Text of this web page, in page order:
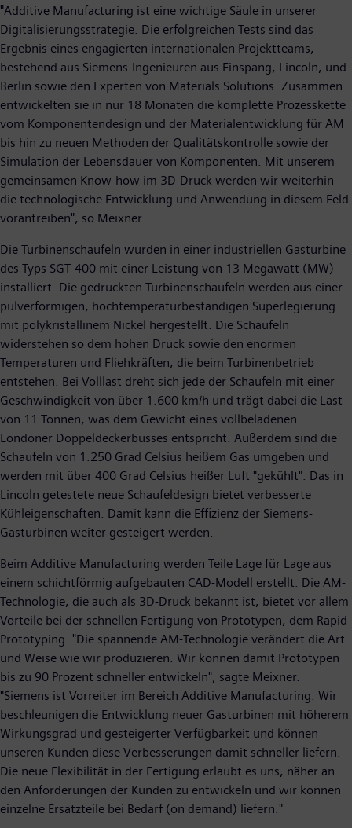
"Additive Manufacturing ist eine wichtige Säule in unserer
Digitalisierungsstrategie. Die erfolgreichen Tests sind das
Ergebnis eines engagierten internationalen Projektteams,
bestehend aus Siemens-Ingenieuren aus Finspang, Lincoln, und
Berlin sowie den Experten von Materials Solutions. Zusammen
entwickelten sie in nur 18 Monaten die komplette Prozesskette
vom Komponentendesign und der Materialentwicklung für AM
bis hin zu neuen Methoden der Qualitätskontrolle sowie der
Simulation der Lebensdauer von Komponenten. Mit unserem
gemeinsamen Know-how im 3D-Druck werden wir weiterhin
die technologische Entwicklung und Anwendung in diesem Feld
vorantreiben", so Meixner.
Die Turbinenschaufeln wurden in einer industriellen Gasturbine
des Typs SGT-400 mit einer Leistung von 13 Megawatt (MW)
installiert. Die gedruckten Turbinenschaufeln werden aus einer
pulverförmigen, hochtemperaturbeständigen Superlegierung
mit polykristallinem Nickel hergestellt. Die Schaufeln
widerstehen so dem hohen Druck sowie den enormen
Temperaturen und Fliehkräften, die beim Turbinenbetrieb
entstehen. Bei Volllast dreht sich jede der Schaufeln mit einer
Geschwindigkeit von über 1.600 km/h und trägt dabei die Last
von 11 Tonnen, was dem Gewicht eines vollbeladenen
Londoner Doppeldeckerbusses entspricht. Außerdem sind die
Schaufeln von 1.250 Grad Celsius heißem Gas umgeben und
werden mit über 400 Grad Celsius heißer Luft "gekühlt". Das in
Lincoln getestete neue Schaufeldesign bietet verbesserte
Kühleigenschaften. Damit kann die Effizienz der Siemens-
Gasturbinen weiter gesteigert werden.
Beim Additive Manufacturing werden Teile Lage für Lage aus
einem schichtförmig aufgebauten CAD-Modell erstellt. Die AM-
Technologie, die auch als 3D-Druck bekannt ist, bietet vor allem
Vorteile bei der schnellen Fertigung von Prototypen, dem Rapid
Prototyping. "Die spannende AM-Technologie verändert die Art
und Weise wie wir produzieren. Wir können damit Prototypen
bis zu 90 Prozent schneller entwickeln", sagte Meixner.
"Siemens ist Vorreiter im Bereich Additive Manufacturing. Wir
beschleunigen die Entwicklung neuer Gasturbinen mit höherem
Wirkungsgrad und gesteigerter Verfügbarkeit und können
unseren Kunden diese Verbesserungen damit schneller liefern.
Die neue Flexibilität in der Fertigung erlaubt es uns, näher an
den Anforderungen der Kunden zu entwickeln und wir können
einzelne Ersatzteile bei Bedarf (on demand) liefern."